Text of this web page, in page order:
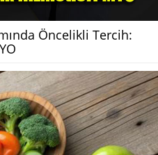
Öncelikli Tercih: